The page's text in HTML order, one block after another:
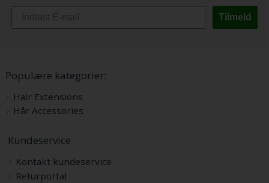
Tilmeld
Populære kategorier:
Hair Extensions
Hår Accessories
Kundeservice
Kontakt kundeservice
Returportal